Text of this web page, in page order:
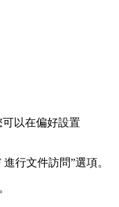
以在偏好設置
行文件訪問”選項。